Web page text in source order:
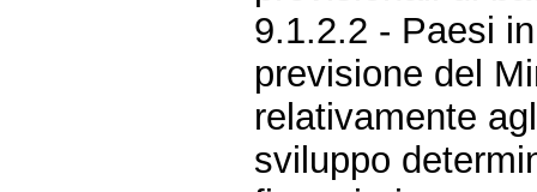
9.1.2.2 - Paesi
previsione del
relativamente
sviluppo